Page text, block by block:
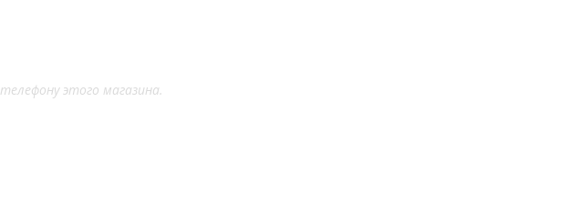
этого магазина.